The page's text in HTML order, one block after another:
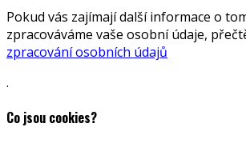
Pokud vás zajímají další informace o
zpracováváme vaše osobní údaje,
zpracování osobních údajů
.
Co jsou cookies?